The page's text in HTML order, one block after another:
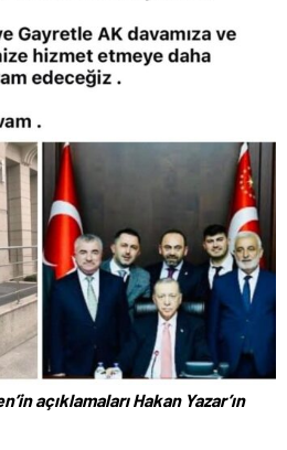
açıklamaları Hakan Yazar’ın